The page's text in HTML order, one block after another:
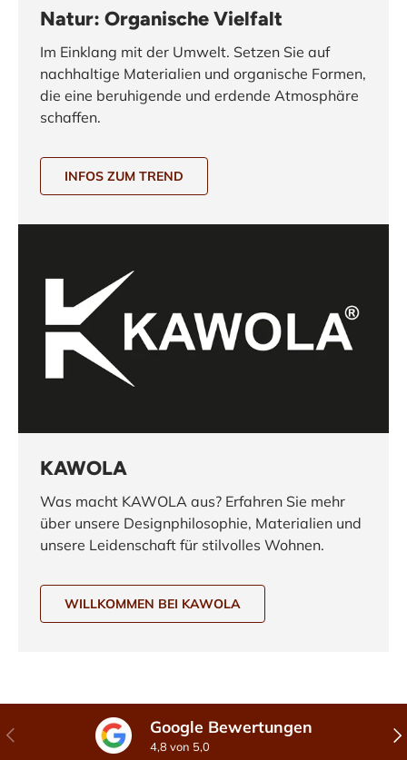
Natur: Organische Vielfalt
Im Einklang mit der Umwelt. Setzen Sie auf
nachhaltige Materialien und organische Formen,
die eine beruhigende und erdende Atmosphäre
schaffen.
INFOS ZUM TREND
KAWOLA
Was macht KAWOLA aus? Erfahren Sie mehr
über unsere Designphilosophie, Materialien und
unsere Leidenschaft für stilvolles Wohnen.
WILLKOMMEN BEI KAWOLA
Vorherige Google Bewertungen
4,8 von 5,0